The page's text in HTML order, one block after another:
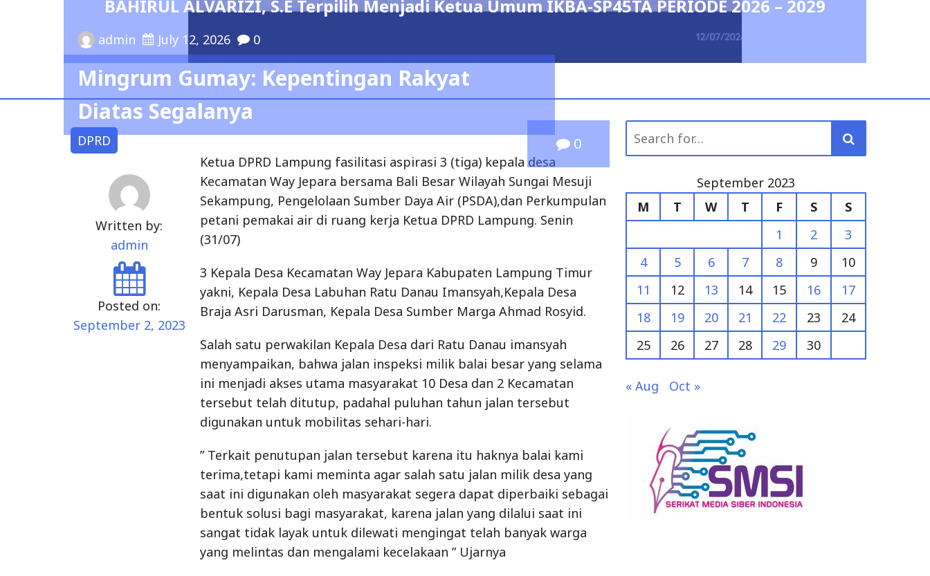
BAHIRUL ALVARIZI, S.E Terpilih Menjadi Ketua Umum IKBA-SP45TA PERIODE 2026 – 2029
admin July 12, 2026 0
DPRD 0
Mingrum Gumay: Kepentingan Rakyat
Diatas Segalanya
Written by:
admin
Posted on:
September 2, 2023
Ketua DPRD Lampung fasilitasi aspirasi 3 (tiga) kepala desa
Kecamatan Way Jepara bersama Bali Besar Wilayah Sungai Mesuji
Sekampung, Pengelolaan Sumber Daya Air (PSDA),dan Perkumpulan
petani pemakai air di ruang kerja Ketua DPRD Lampung. Senin
(31/07)
3 Kepala Desa Kecamatan Way Jepara Kabupaten Lampung Timur
yakni, Kepala Desa Labuhan Ratu Danau Imansyah,Kepala Desa
Braja Asri Darusman, Kepala Desa Sumber Marga Ahmad Rosyid.
Salah satu perwakilan Kepala Desa dari Ratu Danau imansyah
menyampaikan, bahwa jalan inspeksi milik balai besar yang selama
ini menjadi akses utama masyarakat 10 Desa dan 2 Kecamatan
tersebut telah ditutup, padahal puluhan tahun jalan tersebut
digunakan untuk mobilitas sehari-hari.
” Terkait penutupan jalan tersebut karena itu haknya balai kami
terima,tetapi kami meminta agar salah satu jalan milik desa yang
saat ini digunakan oleh masyarakat segera dapat diperbaiki sebagai
bentuk solusi bagi masyarakat, karena jalan yang dilalui saat ini
sangat tidak layak untuk dilewati mengingat telah banyak warga
yang melintas dan mengalami kecelakaan ” Ujarnya
for:
September 2023
M
T W T F S
S
1
2
3
4
5 6 7 8 9
10
11
12 13 14 15 16
17
18
19 20 21 22 23
24
25
26 27 28 29 30
« Aug Oct »